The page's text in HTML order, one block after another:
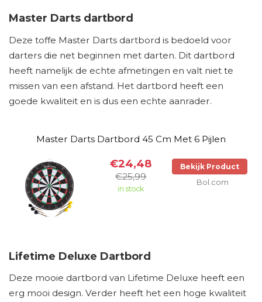
Master Darts dartbord
Deze toffe Master Darts dartbord is bedoeld voor
darters die net beginnen met darten. Dit dartbord
heeft namelijk de echte afmetingen en valt niet te
missen van een afstand. Het dartbord heeft een
goede kwaliteit en is dus een echte aanrader.
Master Darts Dartbord 45 Cm Met 6 Pijlen
€24,48
€25,99
in stock
Bekijk Product
Bol.com
Lifetime Deluxe Dartbord
Deze mooie dartbord van Lifetime Deluxe heeft een
erg mooi design. Verder heeft het een hoge kwaliteit